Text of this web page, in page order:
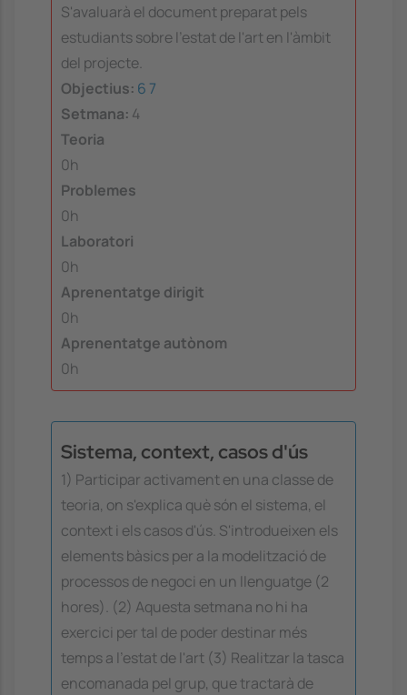
S'avaluarà el document preparat pels
estudiants sobre l'estat de l'art en l'àmbit
del projecte.
Objectius: 6 7
Setmana: 4
Teoria
0h
Problemes
0h
Laboratori
0h
Aprenentatge dirigit
0h
Aprenentatge autònom
0h
Sistema, context, casos d'ús
1) Participar activament en una classe de
teoria, on s'explica què són el sistema, el
context i els casos d'ús. S'introdueixen els
elements bàsics per a la modelització de
processos de negoci en un llenguatge (2
hores). (2) Aquesta setmana no hi ha
exercici per tal de poder destinar més
temps a l'estat de l'art (3) Realitzar la tasca
encomanada pel grup, que tractarà de